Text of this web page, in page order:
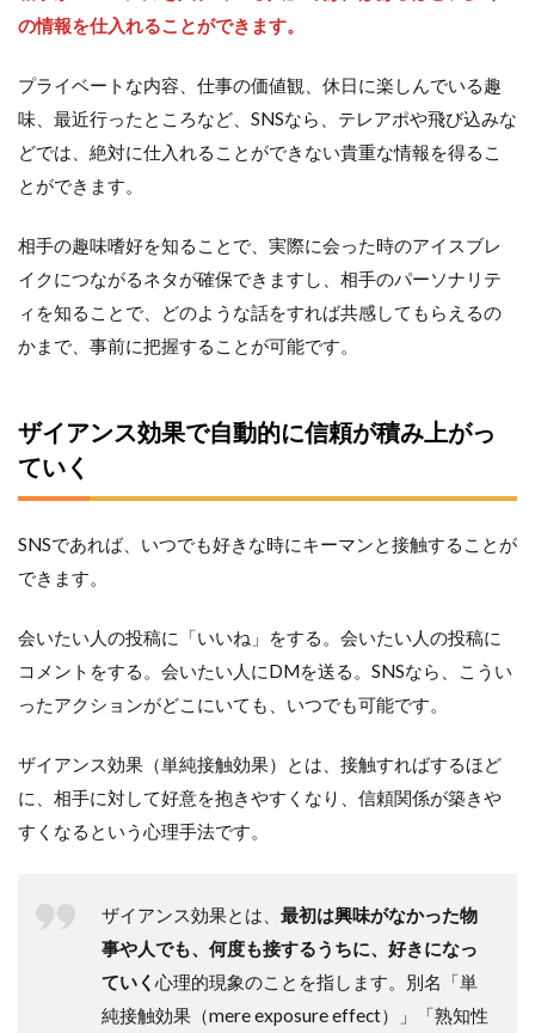
の情報を仕入れることができます。
プライベートな内容、仕事の価値観、休日に楽しんでいる趣
味、最近行ったところなど、SNSなら、テレアポや飛び込みな
どでは、絶対に仕入れることができない貴重な情報を得るこ
とができます。
相手の趣味嗜好を知ることで、実際に会った時のアイスブレ
イクにつながるネタが確保できますし、相手のパーソナリテ
ィを知ることで、どのような話をすれば共感してもらえるの
かまで、事前に把握することが可能です。
ザイアンス効果で自動的に信頼が積み上がっ
ていく
SNSであれば、いつでも好きな時にキーマンと接触することが
できます。
会いたい人の投稿に「いいね」をする。会いたい人の投稿に
コメントをする。会いたい人にDMを送る。SNSなら、こうい
ったアクションがどこにいても、いつでも可能です。
ザイアンス効果（単純接触効果）とは、接触すればするほど
に、相手に対して好意を抱きやすくなり、信頼関係が築きや
すくなるという心理手法です。
ザイアンス効果とは、 最初は興味がなかった物
事や人でも、何度も接するうちに、好きになっ
ていく 心理的現象のことを指します。別名「単
純接触効果（mere exposure effect）」「熟知性